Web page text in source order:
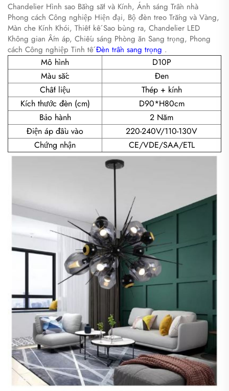
Chandelier Hình sao Bằng sắt và Kính, Ánh sáng Trần nhà
Phong cách Công nghiệp Hiện đại, Bộ đèn treo Trắng và Vàng,
Màn che Kính Khói, Thiết kế Sao bùng ra, Chandelier LED
Không gian Ấm áp, Chiếu sáng Phòng ăn Sang trọng, Phong
cách Công nghiệp Tinh tếĐèn trần sang trọng .
Mô hình
D10P
Màu sắc
Đen
Chất liệu
Thép + kính
Kích thước đèn (cm)
D90*H80cm
Bảo hành
2 Năm
Điện áp đầu vào
220-240V/110-130V
Chứng nhận
CE/VDE/SAA/ETL